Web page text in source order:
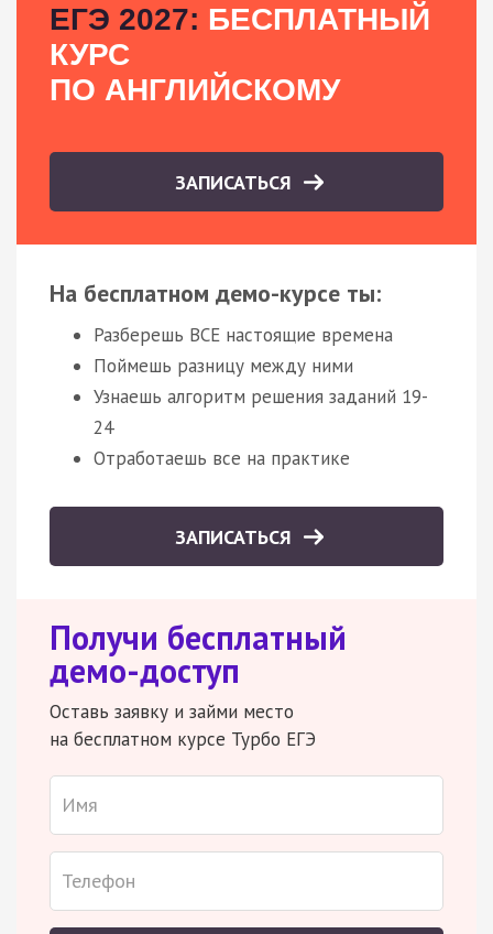
ЕГЭ 2027: БЕСПЛАТНЫЙ
КУРС
ПО АНГЛИЙСКОМУ
ЗАПИСАТЬСЯ
На бесплатном демо-курсе ты:
Разберешь ВСЕ настоящие времена
Поймешь разницу между ними
Узнаешь алгоритм решения заданий 19-
24
Отработаешь все на практике
ЗАПИСАТЬСЯ
Получи бесплатный
демо-доступ
Оставь заявку и займи место
на бесплатном курсе Турбо ЕГЭ